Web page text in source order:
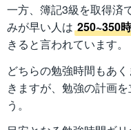
一方、簿記3級を取得済
みが早い人は 250~350
きると言われています。
どちらの勉強時間もあ
きますが、勉強の計画
う。